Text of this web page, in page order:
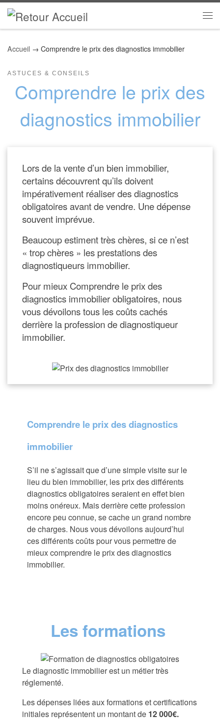
Skip to content
Accueil → Comprendre le prix des diagnostics immobilier
ASTUCES & CONSEILS
Comprendre le prix des
diagnostics immobilier
Lors de la vente d’un bien immobilier,
certains découvrent qu’ils doivent
impérativement réaliser des diagnostics
obligatoires avant de vendre. Une dépense
souvent imprévue.
Beaucoup estiment très chères, si ce n’est
« trop chères » les prestations des
diagnostiqueurs immobilier.
Pour mieux Comprendre le prix des
diagnostics immobilierobligatoires, nous
vous dévoilons tous les coûts cachés
derrière la profession de diagnostiqueur
immobilier.
Comprendre le prix des diagnostics
immobilier
S’il ne s’agissait que d’une simple visite sur le
lieu du bien immobilier, les prix des différents
diagnostics obligatoires seraient en effet bien
moins onéreux. Mais derrière cette profession
encore peu connue, se cache un grand nombre
de charges. Nous vous dévoilons aujourd’hui
ces différents coûts pour vous permettre de
mieux comprendre le prix des diagnostics
immobilier.
Les formations
Le diagnostic immobilier est un métier très
réglementé.
Les dépenses liées aux formations et certifications
initiales représentent un montant de 12 000€.